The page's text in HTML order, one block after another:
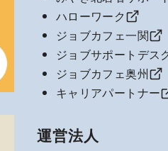
ハローワーク
ジョブカフェ一関
ジョブサポートデス
ジョブカフェ奥州
キャリアパートナー
運営法人